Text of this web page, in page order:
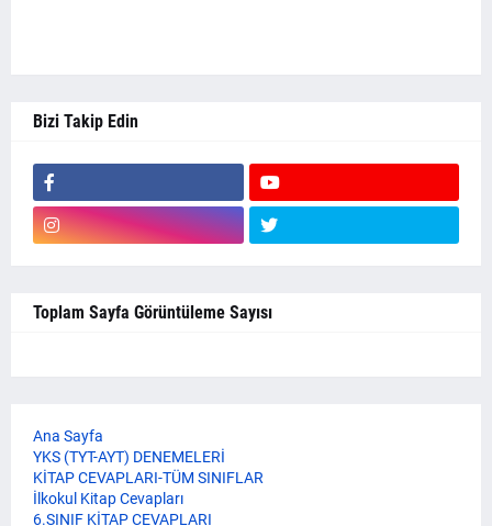
Bizi Takip Edin
Toplam Sayfa Görüntüleme Sayısı
Ana Sayfa
YKS (TYT-AYT) DENEMELERİ
KİTAP CEVAPLARI-TÜM SINIFLAR
İlkokul Kitap Cevapları
6.SINIF KİTAP CEVAPLARI